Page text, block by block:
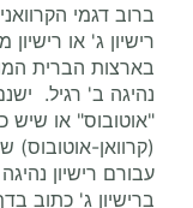
ברוב דגמי
רישיון ג' או
בארצות הברית
נהיגה ב' רגיל.
"אוטובוס" או שיש
עבורם רישיון
ברישיון ג' כתוב